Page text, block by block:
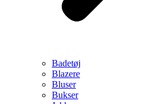
Badetøj
Blazere
Bluser
Bukser